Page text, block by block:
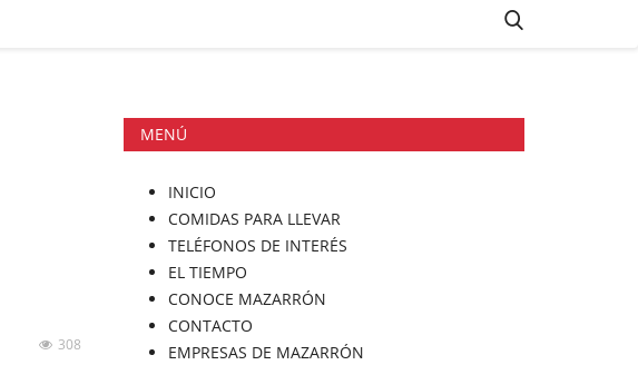
308
MENÚ
INICIO
COMIDAS PARA LLEVAR
TELÉFONOS DE INTERÉS
EL TIEMPO
CONOCE MAZARRÓN
CONTACTO
EMPRESAS DE MAZARRÓN